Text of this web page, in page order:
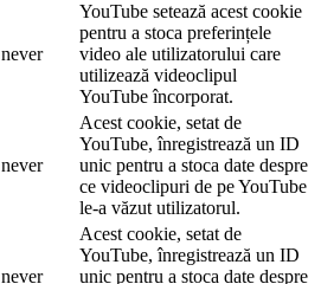
never
YouTube setează acest cookie
pentru a stoca preferințele
video ale utilizatorului care
utilizează videoclipul
YouTube încorporat.
never
Acest cookie, setat de
YouTube, înregistrează un ID
unic pentru a stoca date despre
ce videoclipuri de pe YouTube
le-a văzut utilizatorul.
never
Acest cookie, setat de
YouTube, înregistrează un ID
unic pentru a stoca date despre